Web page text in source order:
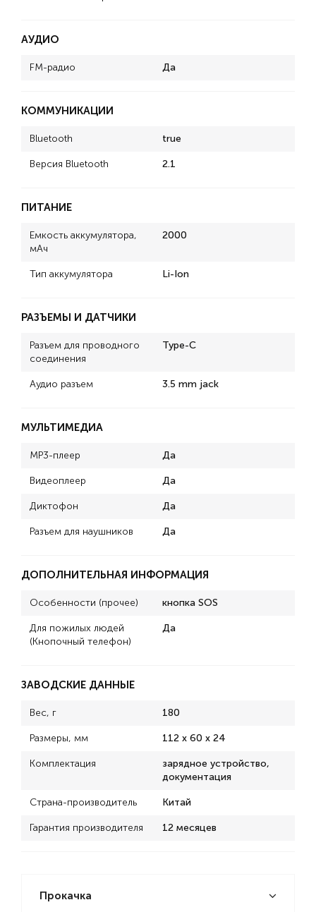
АУДИО
FM-радио Да
КОММУНИКАЦИИ
Bluetooth true
Версия Bluetooth 2.1
ПИТАНИЕ
Емкость аккумулятора,
мАч
2000
Тип аккумулятора Li-Ion
РАЗЪЕМЫ И ДАТЧИКИ
Разъем для проводного
соединения
Type-C
Аудио разъем 3.5 mm jack
МУЛЬТИМЕДИА
MP3-плеер Да
Видеоплеер Да
Диктофон Да
Разъем для наушников Да
ДОПОЛНИТЕЛЬНАЯ ИНФОРМАЦИЯ
Особенности (прочее) кнопка SOS
Для пожилых людей
(Кнопочный телефон)
Да
ЗАВОДСКИЕ ДАННЫЕ
Вес, г 180
Размеры, мм 112 x 60 x 24
Комплектация
зарядное устройство,
документация
Страна-производитель Китай
Гарантия производителя 12 месяцев
Прокачка